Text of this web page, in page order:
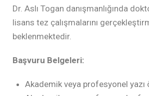
Dr. Aslı Togan danışmanlığında
lisans tez çalışmalarını
beklenmektedir.
Başvuru Belgeleri:
Akademik veya profesyonel yazı